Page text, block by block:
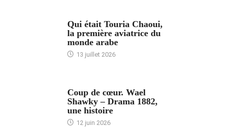
Qui était Touria Chaoui,
la première aviatrice du
monde arabe
13 juillet 2026
Coup de cœur. Wael
Shawky – Drama 1882,
une histoire
12 juin 2026